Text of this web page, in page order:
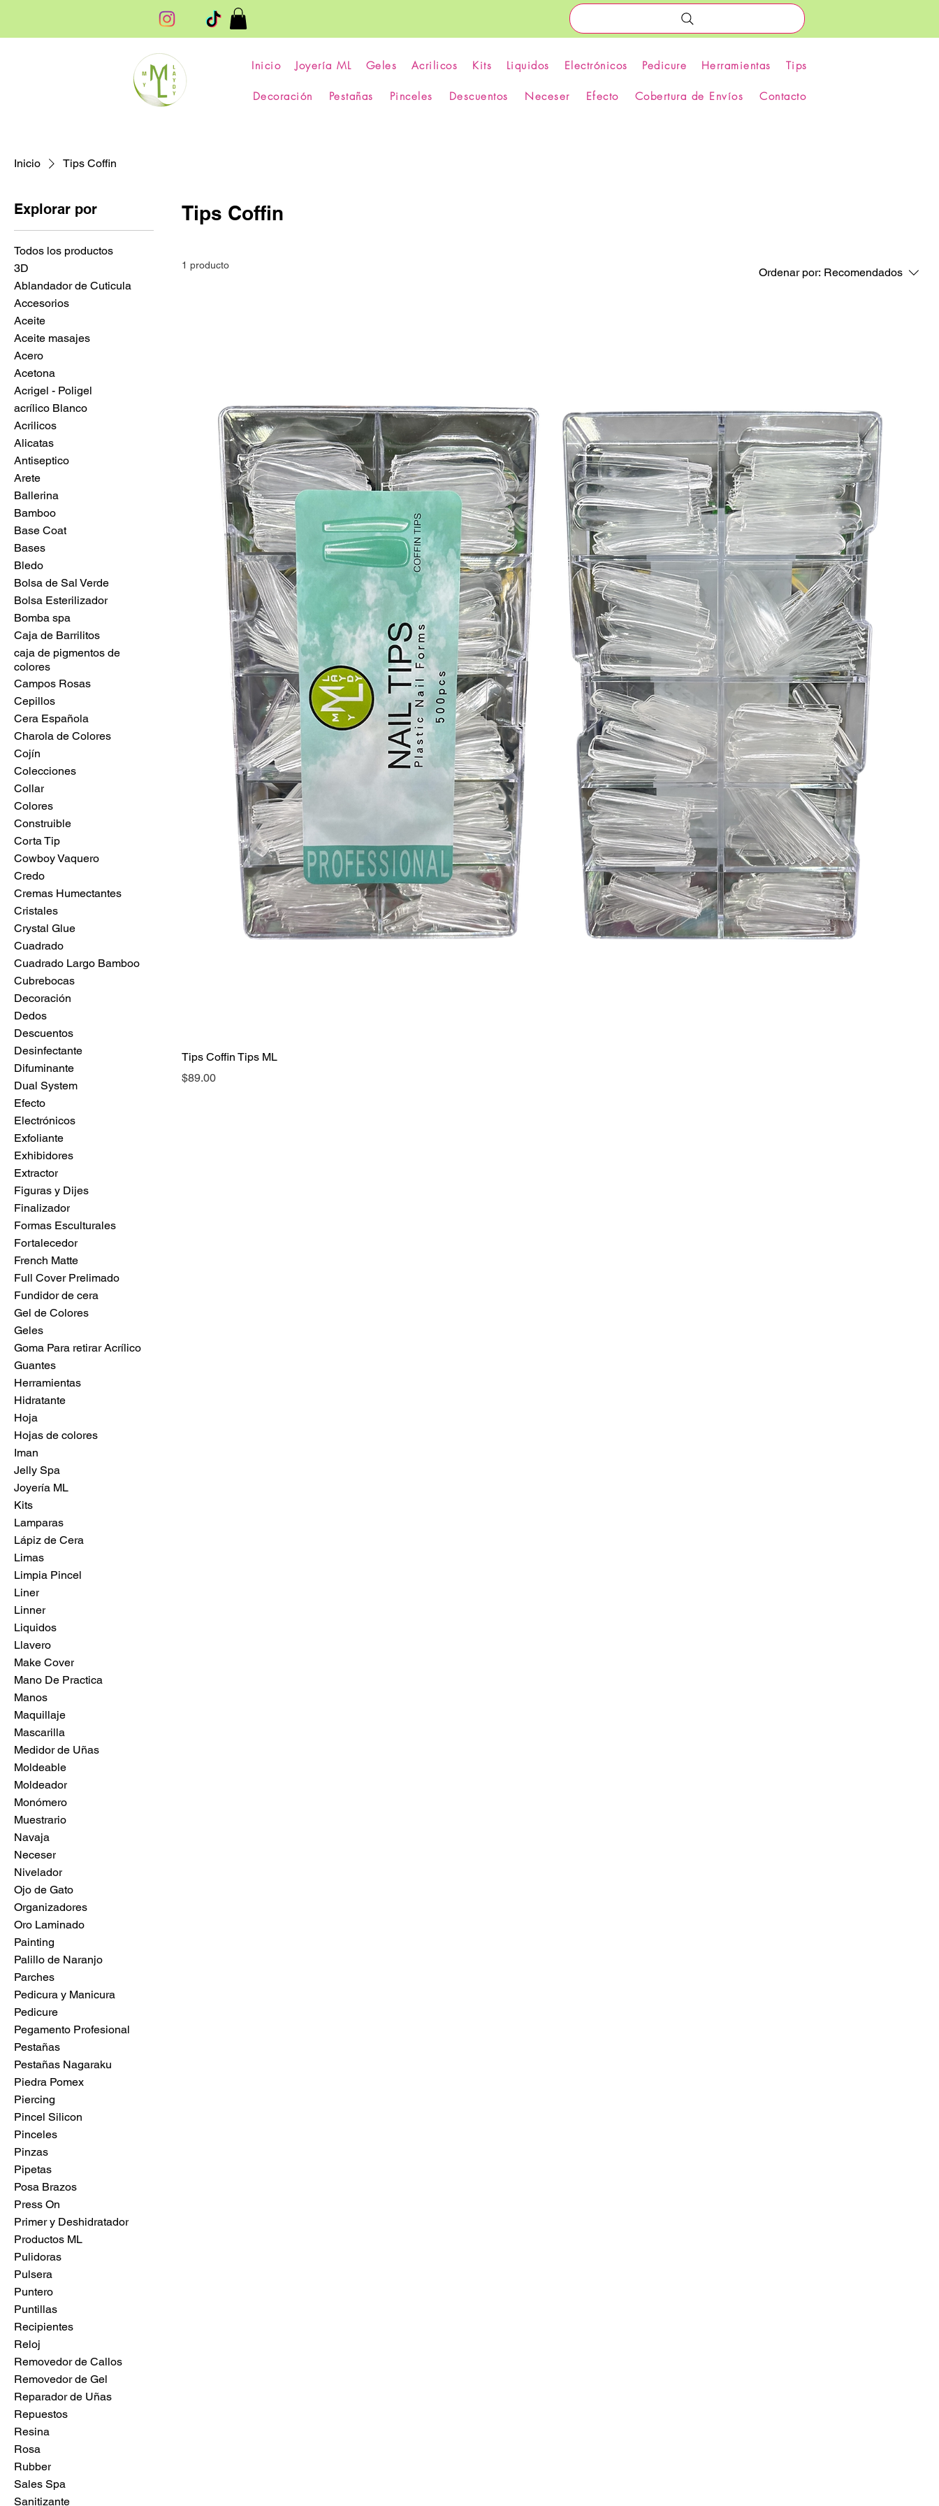
Inicio Joyería ML Geles Acrilicos Kits Liquidos Electrónicos Pedicure Herramientas Tips
Decoración Pestañas Pinceles Descuentos Neceser Efecto Cobertura de Envíos Contacto
Inicio Tips Coffin
Explorar por
Todos los productos
3D
Ablandador de Cuticula
Accesorios
Aceite
Aceite masajes
Acero
Acetona
Acrigel - Poligel
acrílico Blanco
Acrilicos
Alicatas
Antiseptico
Arete
Ballerina
Bamboo
Base Coat
Bases
Bledo
Bolsa de Sal Verde
Bolsa Esterilizador
Bomba spa
Caja de Barrilitos
caja de pigmentos de
colores
Campos Rosas
Cepillos
Cera Española
Charola de Colores
Cojín
Colecciones
Collar
Colores
Construible
Corta Tip
Cowboy Vaquero
Credo
Cremas Humectantes
Cristales
Crystal Glue
Cuadrado
Cuadrado Largo Bamboo
Cubrebocas
Decoración
Dedos
Descuentos
Desinfectante
Difuminante
Dual System
Efecto
Electrónicos
Exfoliante
Exhibidores
Extractor
Figuras y Dijes
Finalizador
Formas Esculturales
Fortalecedor
French Matte
Full Cover Prelimado
Fundidor de cera
Gel de Colores
Geles
Goma Para retirar Acrílico
Guantes
Herramientas
Hidratante
Hoja
Hojas de colores
Iman
Jelly Spa
Joyería ML
Kits
Lamparas
Lápiz de Cera
Limas
Limpia Pincel
Liner
Linner
Liquidos
Llavero
Make Cover
Mano De Practica
Manos
Maquillaje
Mascarilla
Medidor de Uñas
Moldeable
Moldeador
Monómero
Muestrario
Navaja
Neceser
Nivelador
Ojo de Gato
Organizadores
Oro Laminado
Painting
Palillo de Naranjo
Parches
Pedicura y Manicura
Pedicure
Pegamento Profesional
Pestañas
Pestañas Nagaraku
Piedra Pomex
Piercing
Pincel Silicon
Pinceles
Pinzas
Pipetas
Posa Brazos
Press On
Primer y Deshidratador
Productos ML
Pulidoras
Pulsera
Puntero
Puntillas
Recipientes
Reloj
Removedor de Callos
Removedor de Gel
Reparador de Uñas
Repuestos
Resina
Rosa
Rubber
Sales Spa
Sanitizante
Tips Coffin
1 producto
Ordenar por: Recomendados
Tips Coffin Tips ML
Precio
$89.00